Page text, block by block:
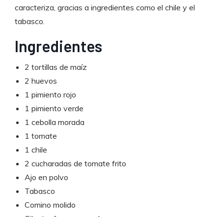
caracteriza, gracias a ingredientes como el chile y el
tabasco.
Ingredientes
2 tortillas de maíz
2 huevos
1 pimiento rojo
1 pimiento verde
1 cebolla morada
1 tomate
1 chile
2 cucharadas de tomate frito
Ajo en polvo
Tabasco
Comino molido